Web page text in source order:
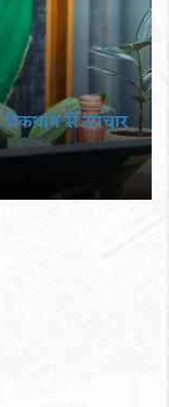
से उपचार